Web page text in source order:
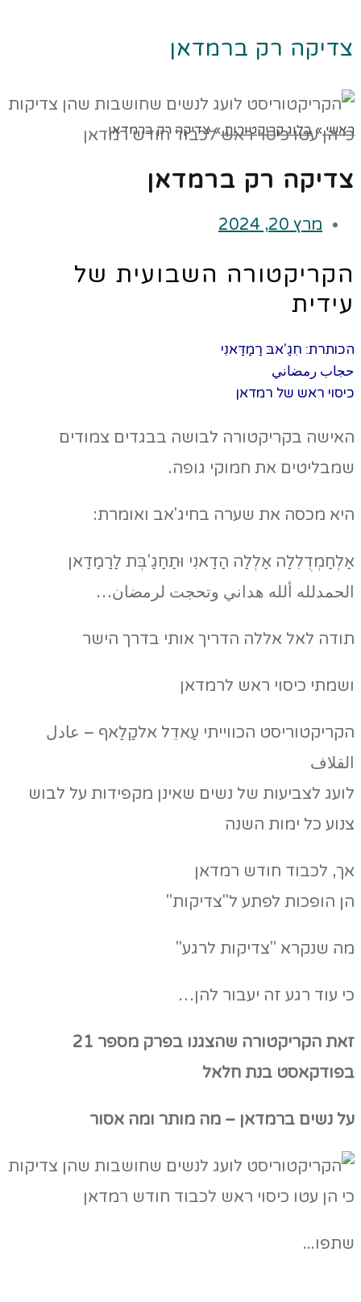
צדיקה רק ברמדאן
ראשי » בלוג קריקטורות » צדיקה רק ברמדאן
צדיקה רק ברמדאן
מרץ 20, 2024
הקריקטורה השבועית של
עידית
הכותרת: חִגַ'אבּ רַמַדַאנִי
حجاب رمضاني
כיסוי ראש של רמדאן
האישה בקריקטורה לבושה בבגדים צמודים
שמבליטים את חמוקי גופה.
היא מכסה את שערה בחיג'אב ואומרת:
אַלְחַמְדֻלִלַה אַלְלַה הַדַאנִי וּתַחַגַ'בְּת לַרַמַדַאן
الحمدلله ألله هداني وتحجت لرمضان…
תודה לאל אללה הדריך אותי בדרך הישר
ושמתי כיסוי ראש לרמדאן
הקריקטוריסט הכווייתי עַאדֵל אלקַלַאף – عادل
القلاف
לועג לצביעות של נשים שאינן מקפידות על לבוש
צנוע כל ימות השנה
אך, לכבוד חודש רמדאן
הן הופכות לפתע ל"צדיקות"
מה שנקרא "צדיקות לרגע"
כי עוד רגע זה יעבור להן…
זאת הקריקטורה שהצגנו בפרק מספר 21
בפודקאסט בנת חלאל
על נשים ברמדאן – מה מותר ומה אסור
שתפו...